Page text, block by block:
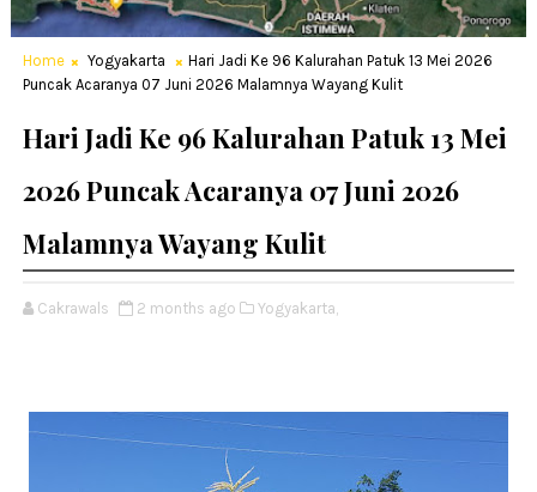
Home Yogyakarta
Hari Jadi Ke 96 Kalurahan Patuk 13 Mei 2026
Puncak Acaranya 07 Juni 2026 Malamnya Wayang Kulit
Hari Jadi Ke 96 Kalurahan Patuk 13 Mei
2026 Puncak Acaranya 07 Juni 2026
Malamnya Wayang Kulit
Cakrawals 2 months ago Yogyakarta,